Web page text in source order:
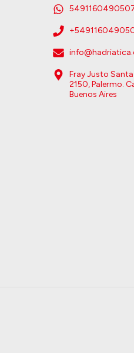
Fray Justo
2150, Palermo.
Buenos Aires